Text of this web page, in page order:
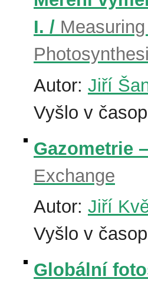
I. /
Autor: Jiří
Vyšlo v
Gazometrie
Exchange
Autor: Jiří
Vyšlo v
Globální